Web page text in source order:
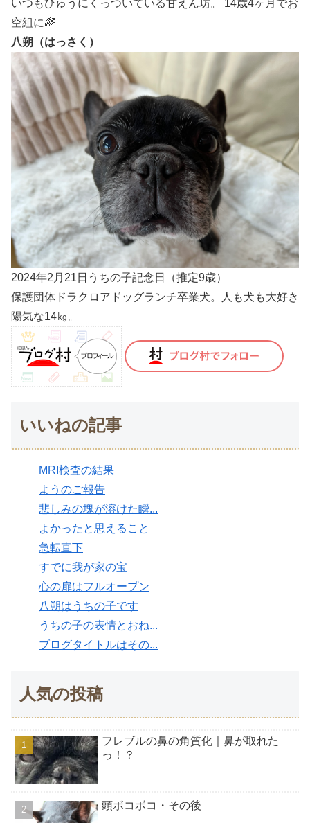
いつもひゅうにくっついている甘えん坊。 14歳4ヶ月でお
空組に🌈
八朔（はっさく）
2024年2月21日うちの子記念日（推定9歳）
保護団体ドラクロアドッグランチ卒業犬。人も犬も大好き
陽気な14㎏。
いいねの記事
MRI検査の結果
ようのご報告
悲しみの塊が溶けた瞬...
よかったと思えること
急転直下
すでに我が家の宝
心の扉はフルオープン
八朔はうちの子です
うちの子の表情とおね...
ブログタイトルはその...
人気の投稿
フレブルの鼻の角質化｜鼻が取れた
っ！？
頭ボコボコ・その後